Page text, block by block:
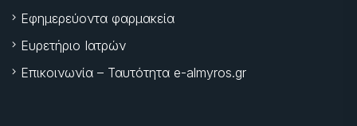
Εφημερεύοντα φαρμακεία
Ευρετήριο Ιατρών
Επικοινωνία – Ταυτότητα e-almyros.gr